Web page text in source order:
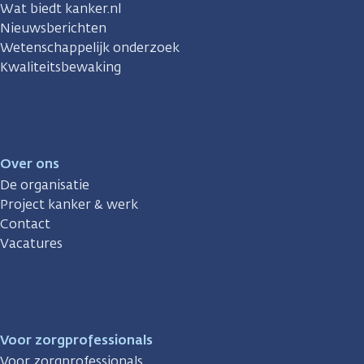
Wat biedt kanker.nl
Nieuwsberichten
Wetenschappelijk onderzoek
Kwaliteitsbewaking
Over ons
De organisatie
Project kanker & werk
Contact
Vacatures
Voor zorgprofessionals